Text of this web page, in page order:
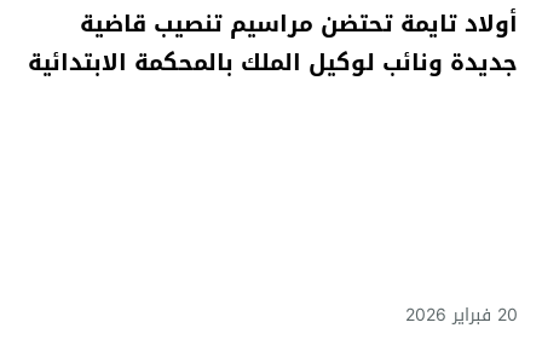
أولاد تايمة تحتضن مراسيم تنصيب قاضية
جديدة ونائب لوكيل الملك بالمحكمة الابتدائية
20 فبراير 2026